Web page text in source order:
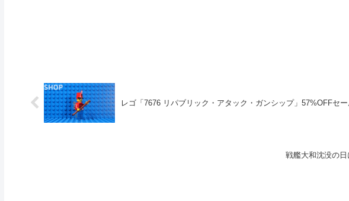
レゴ「7676 リパブリック・アタック・ガンシップ」57%OFFセ
戦艦大和沈没の